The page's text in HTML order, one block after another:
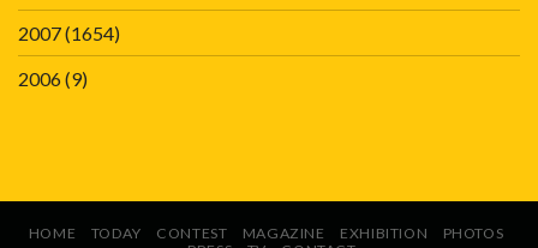
2007(1654)
2006(9)
HOME TODAY CONTEST MAGAZINE EXHIBITION
PHOTOS